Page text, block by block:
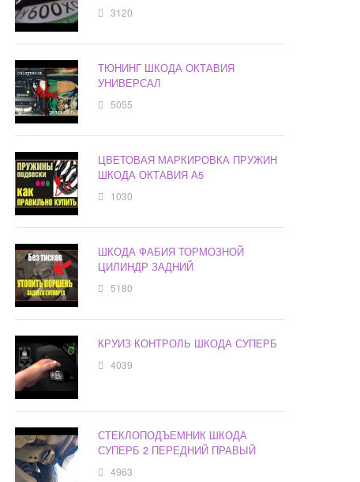
3120
ТЮНИНГ ШКОДА ОКТАВИЯ
УНИВЕРСАЛ
5055
ЦВЕТОВАЯ МАРКИРОВКА ПРУЖИН
ШКОДА ОКТАВИЯ А5
1030
ШКОДА ФАБИЯ ТОРМОЗНОЙ
ЦИЛИНДР ЗАДНИЙ
5180
КРУИЗ КОНТРОЛЬ ШКОДА СУПЕРБ
4039
СТЕКЛОПОДЪЕМНИК ШКОДА
СУПЕРБ 2 ПЕРЕДНИЙ ПРАВЫЙ
4963